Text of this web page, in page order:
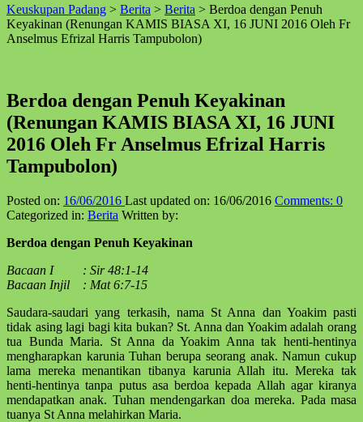
↑
Keuskupan Padang > Berita > Berita > Berdoa dengan Penuh
Keyakinan (Renungan KAMIS BIASA XI, 16 JUNI 2016 Oleh Fr
Anselmus Efrizal Harris Tampubolon)
Berdoa dengan Penuh Keyakinan
(Renungan KAMIS BIASA XI, 16 JUNI
2016 Oleh Fr Anselmus Efrizal Harris
Tampubolon)
Posted on: 16/06/2016 Last updated on: 16/06/2016 Comments: 0
Categorized in: Berita Written by:
Berdoa dengan Penuh Keyakinan
Bacaan I : Sir 48:1-14
Bacaan Injil : Mat 6:7-15
Saudara-saudari yang terkasih, nama St Anna dan Yoakim pasti
tidak asing lagi bagi kita bukan? St. Anna dan Yoakim adalah orang
tua Bunda Maria. St Anna da Yoakim Anna tak henti-hentinya
mengharapkan karunia Tuhan berupa seorang anak. Namun cukup
lama mereka menantikan tibanya karunia Allah itu. Mereka tak
henti-hentinya tanpa putus asa berdoa kepada Allah agar kiranya
mendapatkan anak. Tuhan mendengarkan doa mereka. Pada masa
tuanya St Anna melahirkan Maria.